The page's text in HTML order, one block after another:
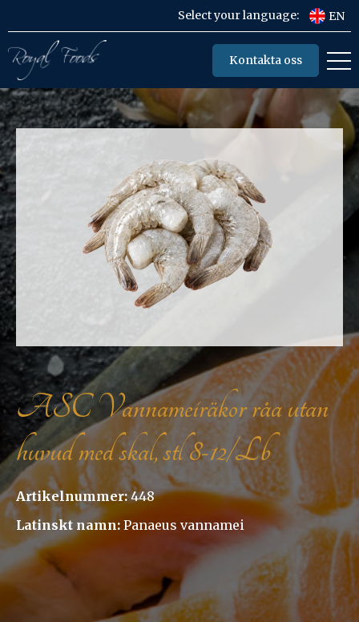
Select your language: EN
Kontakta oss
ASC Vannameiräkor råa utan
huvud med skal, stl 8-12/Lb
Artikelnummer:448
Latinskt namn: Panaeus vannamei